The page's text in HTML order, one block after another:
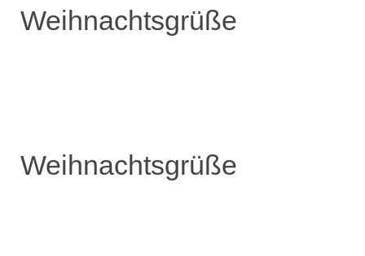
Weihnachtsgrüße
Weihnachtsgrüße